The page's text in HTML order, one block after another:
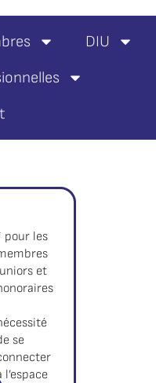
DIU
pour les
et
se
l’espace